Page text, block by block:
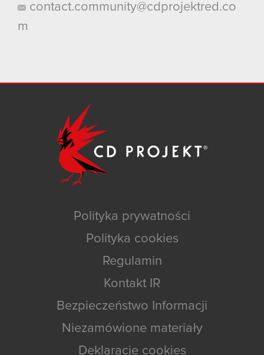
contact.community@cdprojektred.co
m
Polityka prywatności
Polityka cookies
Regulamin
Kontakt IR
Bezpieczeństwo Informacji
Niezamówione materiały
Deklaracje cookies